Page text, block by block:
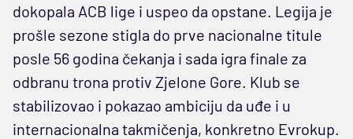
dokopala ACB lige i uspeo da opstane. Legija je
prošle sezone stigla do prve nacionalne titule
posle 56 godina čekanja i sada igra finale za
odbranu trona protiv Zjelone Gore. Klub se
stabilizovao i pokazao ambiciju da uđe i u
internacionalna takmičenja, konkretno Evrokup.